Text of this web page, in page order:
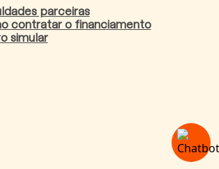
parceiras
contratar o financiamento
simular